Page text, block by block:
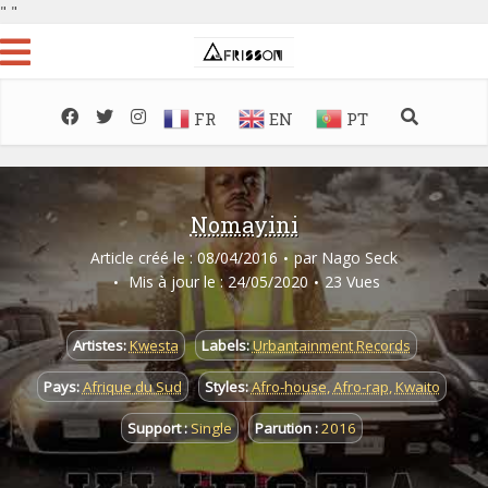
" "
FR EN PT
Nomayini
Article créé le : 08/04/2016 par Nago Seck
Mis à jour le : 24/05/2020
23 Vues
Artistes:Kwesta Labels:Urbantainment Records
Pays:Afrique du Sud Styles:Afro-house,Afro-rap, Kwaito
Support :Single Parution :2016